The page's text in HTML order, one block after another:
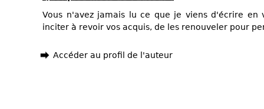
Vous n'avez jamais lu ce que je viens d'écrire en
inciter à revoir vos acquis, de les renouveler pour
Accéder au profil de l'auteur